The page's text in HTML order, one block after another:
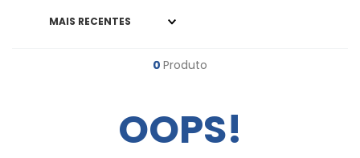
MAIS RECENTES
0 Produto
OOPS!